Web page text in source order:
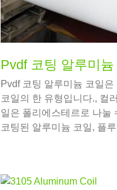
Pvdf 코팅 알루미늄
Pvdf 코팅 알루미늄 코일
코일의 한 유형입니다., 컬
일은 폴리에스테르로 나눌
코팅된 알루미늄 코일, 플